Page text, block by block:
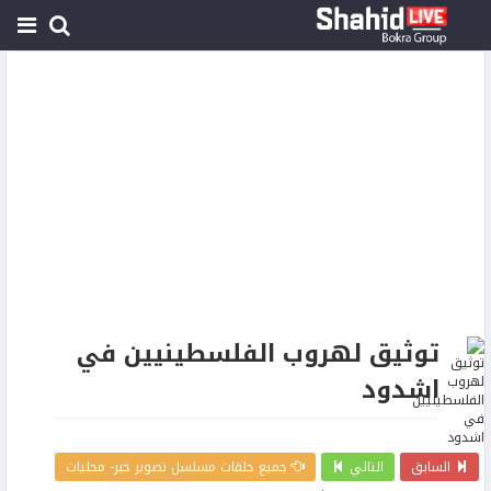
توثيق لهروب الفلسطينيين في
اشدود
السابق التالي
جميع حلقات مسلسل تصوير خبر- محليات